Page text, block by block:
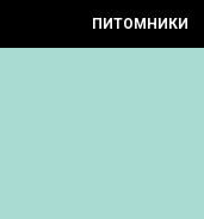
ПИТОМНИКИ